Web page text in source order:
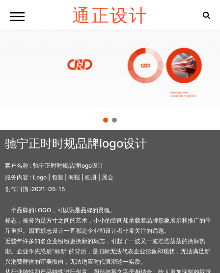
通正设计
驰宁正时时规品牌logo设计
客户名称 : 驰宁正时时规品牌logo设计
服务内容 : Logo | 包装 | 海报 | 画册 | 展会
创作日期 :2021-05-15
一个品牌的LOGO，可以说是品牌的灵魂。
标志，被誉为是方寸之间的艺术，小小的空间却承载着品牌形象展示和推广的千
斤重担。因而标志设计一直都是企业和设计者非常关注的话题。
近些年许多知名企业纷纷更换新的标志，引起了一波又一波浩浩荡荡的换标热
潮。企业争先恐后“标新”的背后，是旧标无法代表企业形象和现状，无法满足新
兴消费群体的审美取向，无法适应时代浪潮这一实质。